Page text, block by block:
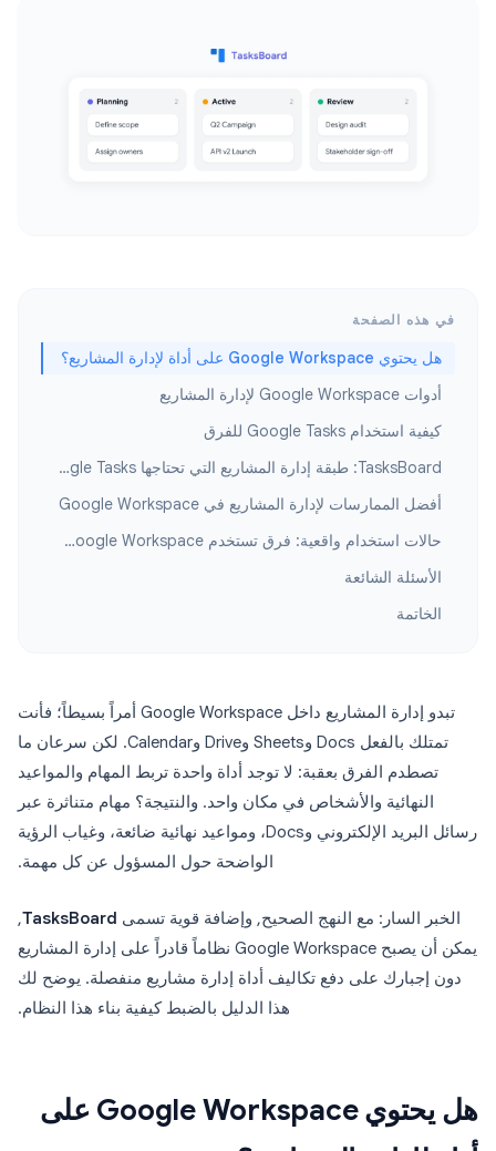
في هذه الصفحة
هل يحتوي Google Workspace على أداة لإدارة المشاريع؟
أدوات Google Workspace لإدارة المشاريع
كيفية استخدام Google Tasks للفرق
TasksBoard: طبقة إدارة المشاريع التي تحتاجها Google Tasks
أفضل الممارسات لإدارة المشاريع في Google Workspace
حالات استخدام واقعية: فرق تستخدم Google Workspace لإدارة المشاريع
الأسئلة الشائعة
الخاتمة
تبدو إدارة المشاريع داخل Google Workspace أمراً بسيطاً؛ فأنت
تمتلك بالفعل Docs وSheets وDrive وCalendar. لكن سرعان ما
تصطدم الفرق بعقبة: لا توجد أداة واحدة تربط المهام والمواعيد
النهائية والأشخاص في مكان واحد. والنتيجة؟ مهام متناثرة عبر
رسائل البريد الإلكتروني وDocs، ومواعيد نهائية ضائعة، وغياب الرؤية
الواضحة حول المسؤول عن كل مهمة.
الخبر السار: مع النهج الصحيح, وإضافة قوية تسمى TasksBoard
,
يمكن أن يصبح Google Workspace نظاماً قادراً على إدارة المشاريع
دون إجبارك على دفع تكاليف أداة إدارة مشاريع منفصلة. يوضح لك
هذا الدليل بالضبط كيفية بناء هذا النظام.
هل يحتوي Google Workspace على